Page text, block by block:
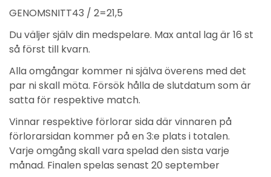
GENOMSNITT43 / 2=21,5
Du väljer själv din medspelare. Max antal lag är 16 st
så först till kvarn.
Alla omgångar kommer ni själva överens med det
par ni skall möta. Försök hålla de slutdatum som är
satta för respektive match.
Vinnar respektive förlorar sida där vinnaren på
förlorarsidan kommer på en 3:e plats i totalen.
Varje omgång skall vara spelad den sista varje
månad. Finalen spelas senast 20 september